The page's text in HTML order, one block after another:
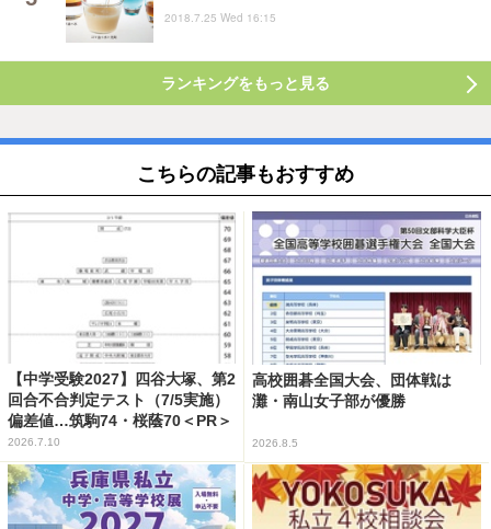
2018.7.25 Wed 16:15
ランキングをもっと見る
こちらの記事もおすすめ
【中学受験2027】四谷大塚、第2
回合不合判定テスト（7/5実施）
偏差値…筑駒74・桜蔭70＜PR＞
2026.7.10
高校囲碁全国大会、団体戦は
灘・南山女子部が優勝
2026.8.5